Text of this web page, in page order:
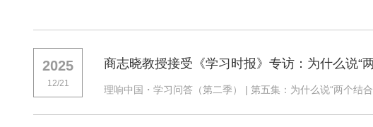
2025
12/21
商志晓教授接受《学习时报》专访：为什么说“
理响中国・学习问答（第二季） | 第五集：为什么说“两个结